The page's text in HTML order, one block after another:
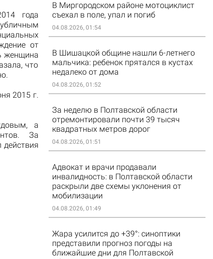
года
от
женщина
что
2015 г.
а
За
действия
В Миргородском районе мотоциклист
съехал в поле, упал и погиб
04.08.2026, 01:54
В Шишацкой общине нашли 6-летнего
мальчика: ребенок прятался в кустах
недалеко от дома
04.08.2026, 01:52
За неделю в Полтавской области
отремонтировали почти 39 тысяч
квадратных метров дорог
04.08.2026, 01:51
Адвокат и врачи продавали
инвалидность: в Полтавской области
раскрыли две схемы уклонения от
мобилизации
04.08.2026, 01:49
Жара усилится до +39°: синоптики
представили прогноз погоды на
ближайшие дни для Полтавской